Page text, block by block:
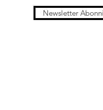
Newsletter